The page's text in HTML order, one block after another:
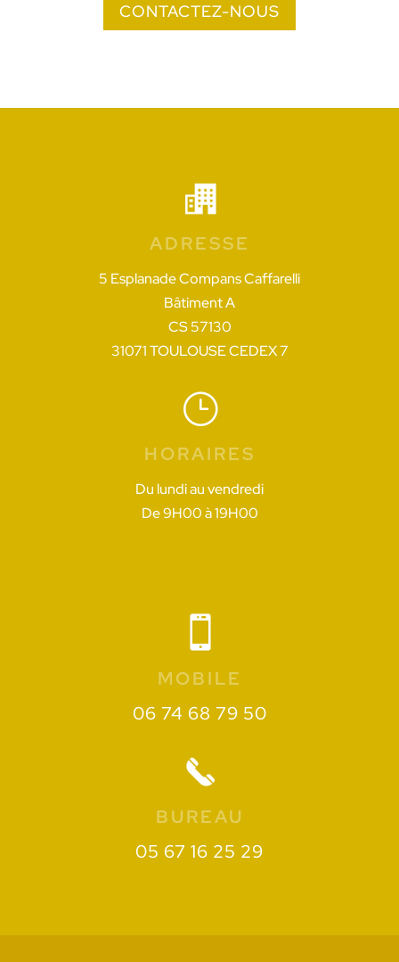
CONTACTEZ-NOUS
ADRESSE
5 Esplanade Compans Caffarelli
Bâtiment A
CS 57130
31071 TOULOUSE CEDEX 7
}
HORAIRES
Du lundi au vendredi
De 9H00 à 19H00

MOBILE
06 74 68 79 50
BUREAU
05 67 16 25 29